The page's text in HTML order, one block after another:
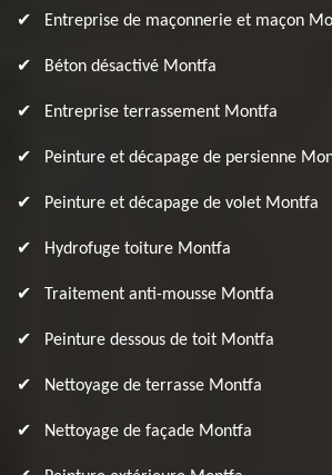
Entreprise de maçonnerie et maçon
Béton désactivé Montfa
Entreprise terrassement Montfa
Peinture et décapage de persienne
Peinture et décapage de volet Montfa
Hydrofuge toiture Montfa
Traitement anti-mousse Montfa
Peinture dessous de toit Montfa
Nettoyage de terrasse Montfa
Nettoyage de façade Montfa